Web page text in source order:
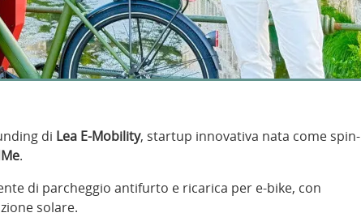
di Lea E-Mobility, startup innovativa nata come spin-
.
di parcheggio antifurto e ricarica per e-bike, con
solare.